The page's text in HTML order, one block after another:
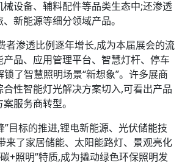
设备、辅料配件等品类生态中;还渗透
新能源等细分领域产品。
者渗透比例逐年增长,成为本届展会的流
品、应用管理平台、智慧灯杆、停车
了智慧照明场景“新想象”。许多展商
性智能灯光解决方案切入,可看出产品
服务商转型。
”目标的推进,锂电新能源、光伏储能技
来了家居储能、太阳能路灯、景观亮化
+照明”特质,成为撬动绿色环保照明发